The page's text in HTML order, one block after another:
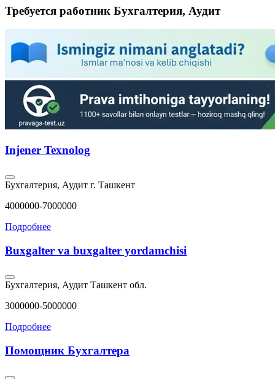
Требуется работник Бухгалтерия, Аудит
Injener Texnolog
Бухгалтерия, Аудит г. Ташкент
4000000-7000000
Подробнее
Buxgalter va buxgalter yordamchisi
Бухгалтерия, Аудит Ташкент обл.
3000000-5000000
Подробнее
Помощник Бухгалтера